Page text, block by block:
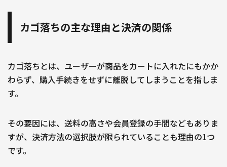
カゴ落ちの主な理由と決済の関係
カゴ落ちとは、ユーザーが商品をカートに入れたにもかか
わらず、購入手続きをせずに離脱してしまうことを指しま
す。
その要因には、送料の高さや会員登録の手間などもありま
すが、決済方法の選択肢が限られていることも理由の1つ
です。